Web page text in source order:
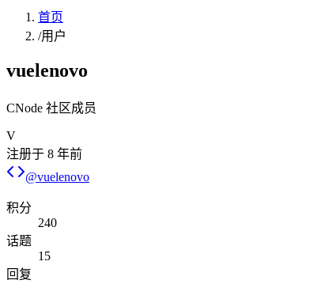
首页
/用户
vuelenovo
CNode 社区成员
V
注册于 8 年前
@vuelenovo
积分
240
话题
15
回复